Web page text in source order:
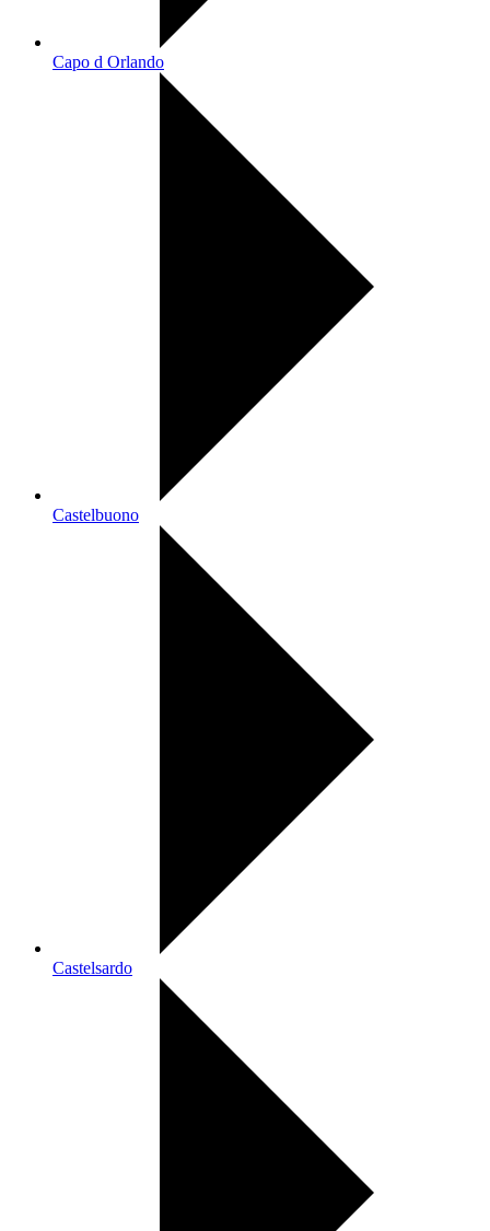
Capo d Orlando
Castelbuono
Castelsardo